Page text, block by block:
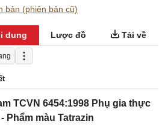
bản (phiên bản cũ)
dung Lược đồ Tải về
TCVN 6454:1998 Phụ gia thực
Phẩm màu Tatrazin